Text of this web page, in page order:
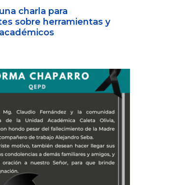
charla para
sobre herramientas y